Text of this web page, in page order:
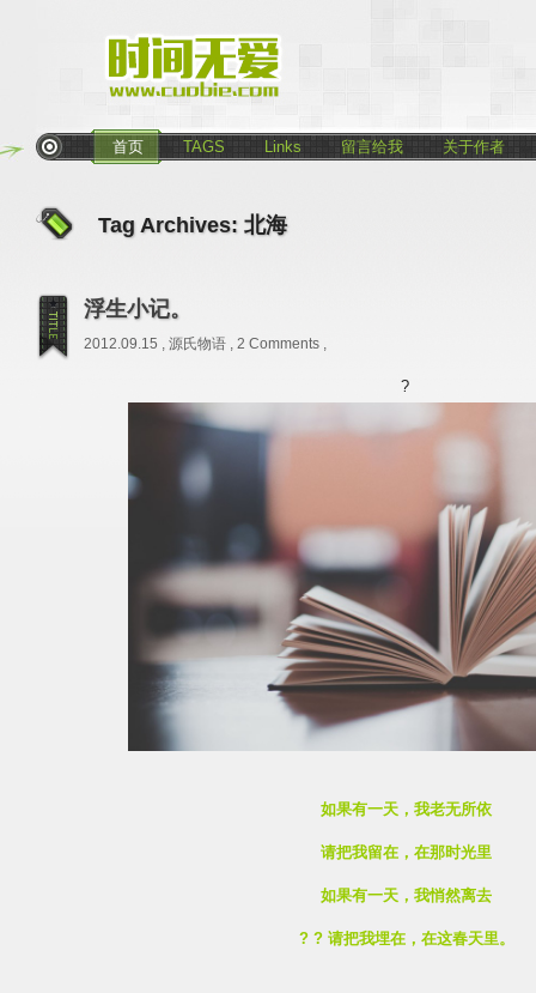
首页 TAGS Links 留言给我 关于作者
Tag Archives: 北海
浮生小记。
2012.09.15 , 源氏物语 , 2 Comments ,
?
如果有一天，我老无所依
请把我留在，在那时光里
如果有一天，我悄然离去
? ? 请把我埋在，在这春天里。